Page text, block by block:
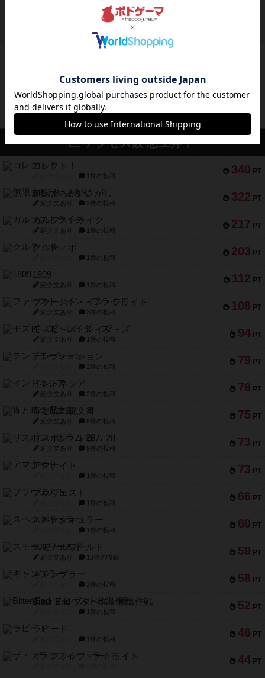
アクセス数 急上昇中
340 PT
コレクト！
1件の投稿
322 PT
無限まちがいさがし
紹介文あり 2件の投稿
217 PT
ガルフストライク
紹介文あり 1件の投稿
203 PT
クルティボ
1件の投稿
112 PT
1809
紹介文あり 1件の投稿
108 PT
ファースト・イン・フライト
紹介文あり 3件の投稿
94 PT
モズビ－ズ・レイダ－ズ
紹介文あり 1件の投稿
79 PT
テンプテーション
2件の投稿
78 PT
インドネシア
紹介文あり 2件の投稿
75 PT
宵と暁の呪文書
紹介文あり 8件の投稿
73 PT
リスボン・トラム 28
紹介文あり 9件の投稿
73 PT
アマナイト
1件の投稿
66 PT
ブラヴェスト
1件の投稿
60 PT
スペクタキュラー
1件の投稿
59 PT
スモールワールド
紹介文あり 13件の投稿
58 PT
ギャンブラー
2件の投稿
52 PT
Bitter End ブタペスト救出作戦
1件の投稿
46 PT
ラピード
1件の投稿
44 PT
ザ・フラッフィー・ライト